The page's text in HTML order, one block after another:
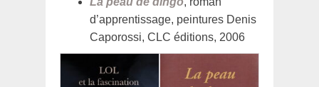
d’apprentissage, peintures Denis
Caporossi, CLC éditions, 2006